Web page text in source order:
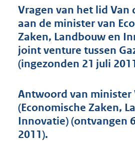
:
Vragen van het lid Van
aan de minister van
Zaken, Landbouw en
joint venture tussen
(ingezonden 21 juli
Antwoord van minister
(Economische Zaken,
Innovatie) (ontvangen
2011).